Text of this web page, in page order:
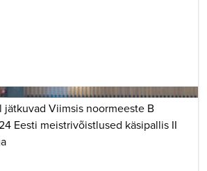
jätkuvad Viimsis noormeeste B
Eesti meistrivõistlused käsipallis II